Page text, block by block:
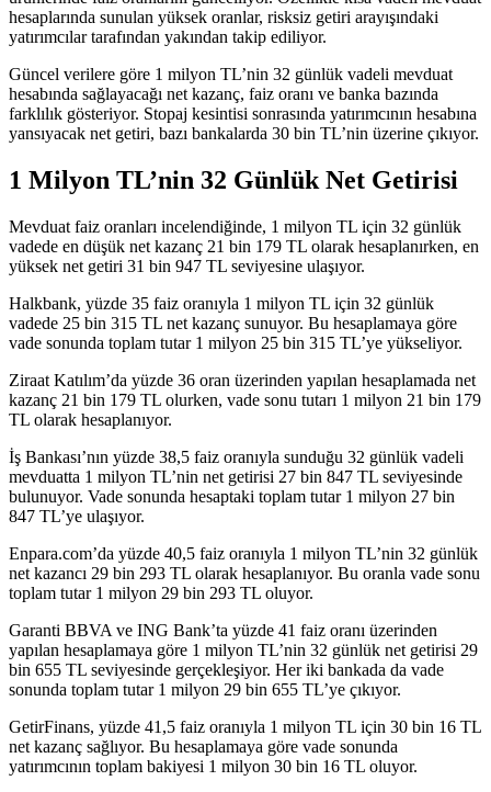
hesaplarında sunulan yüksek oranlar, risksiz getiri arayışındaki
yatırımcılar tarafından yakından takip ediliyor.
Güncel verilere göre 1 milyon TL’nin 32 günlük vadeli mevduat
hesabında sağlayacağı net kazanç, faiz oranı ve banka bazında
farklılık gösteriyor. Stopaj kesintisi sonrasında yatırımcının hesabına
yansıyacak net getiri, bazı bankalarda 30 bin TL’nin üzerine çıkıyor.
1 Milyon TL’nin 32 Günlük Net Getirisi
Mevduat faiz oranları incelendiğinde, 1 milyon TL için 32 günlük
vadede en düşük net kazanç 21 bin 179 TL olarak hesaplanırken, en
yüksek net getiri 31 bin 947 TL seviyesine ulaşıyor.
Halkbank, yüzde 35 faiz oranıyla 1 milyon TL için 32 günlük
vadede 25 bin 315 TL net kazanç sunuyor. Bu hesaplamaya göre
vade sonunda toplam tutar 1 milyon 25 bin 315 TL’ye yükseliyor.
Ziraat Katılım’da yüzde 36 oran üzerinden yapılan hesaplamada net
kazanç 21 bin 179 TL olurken, vade sonu tutarı 1 milyon 21 bin 179
TL olarak hesaplanıyor.
İş Bankası’nın yüzde 38,5 faiz oranıyla sunduğu 32 günlük vadeli
mevduatta 1 milyon TL’nin net getirisi 27 bin 847 TL seviyesinde
bulunuyor. Vade sonunda hesaptaki toplam tutar 1 milyon 27 bin
847 TL’ye ulaşıyor.
Enpara.com’da yüzde 40,5 faiz oranıyla 1 milyon TL’nin 32 günlük
net kazancı 29 bin 293 TL olarak hesaplanıyor. Bu oranla vade sonu
toplam tutar 1 milyon 29 bin 293 TL oluyor.
Garanti BBVA ve ING Bank’ta yüzde 41 faiz oranı üzerinden
yapılan hesaplamaya göre 1 milyon TL’nin 32 günlük net getirisi 29
bin 655 TL seviyesinde gerçekleşiyor. Her iki bankada da vade
sonunda toplam tutar 1 milyon 29 bin 655 TL’ye çıkıyor.
GetirFinans, yüzde 41,5 faiz oranıyla 1 milyon TL için 30 bin 16 TL
net kazanç sağlıyor. Bu hesaplamaya göre vade sonunda
yatırımcının toplam bakiyesi 1 milyon 30 bin 16 TL oluyor.